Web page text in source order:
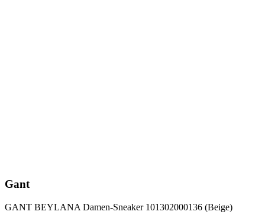
Gant
GANT BEYLANA Damen-Sneaker 101302000136 (Beige)